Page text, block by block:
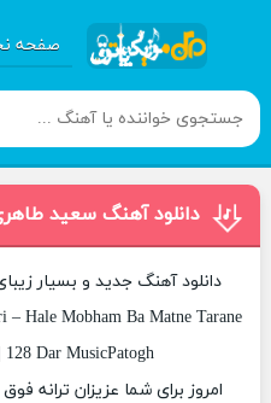
صفحه
دانلود آهنگ سعید
دانلود آهنگ جدید و بسیار
– Hale Mobham Ba Matne Tarane
Dar MusicPatogh
امروز برای شما عزیزان ترانه